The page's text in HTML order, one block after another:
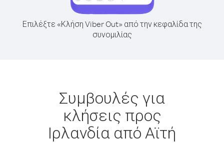
Επιλέξτε «Κλήση Viber Out» από την κεφαλίδα της
συνομιλίας
Συμβουλές για
κλήσεις προς
Ιρλανδία από Αϊτή